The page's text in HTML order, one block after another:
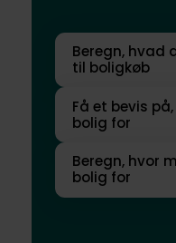
Beregn, hvad
til boligkøb
Få et bevis
bolig for
Beregn, hvor
bolig for